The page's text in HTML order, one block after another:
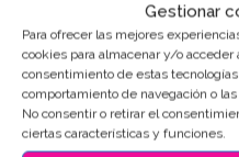
Gestionar
Para ofrecer las mejores
cookies para almacenar y/o
consentimiento de estas
comportamiento de navegación o
No consentir o retirar el
ciertas características y funciones.
SKU:5892